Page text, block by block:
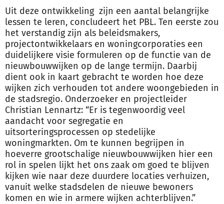
Uit deze ontwikkeling zijn een aantal belangrijke
lessen te leren, concludeert het PBL. Ten eerste zou
het verstandig zijn als beleidsmakers,
projectontwikkelaars en woningcorporaties een
duidelijkere visie formuleren op de functie van de
nieuwbouwwijken op de lange termijn. Daarbij
dient ook in kaart gebracht te worden hoe deze
wijken zich verhouden tot andere woongebieden in
de stadsregio. Onderzoeker en projectleider
Christian Lennartz: “Er is tegenwoordig veel
aandacht voor segregatie en
uitsorteringsprocessen op stedelijke
woningmarkten. Om te kunnen begrijpen in
hoeverre grootschalige nieuwbouwwijken hier een
rol in spelen lijkt het ons zaak om goed te blijven
kijken wie naar deze duurdere locaties verhuizen,
vanuit welke stadsdelen de nieuwe bewoners
komen en wie in armere wijken achterblijven.”